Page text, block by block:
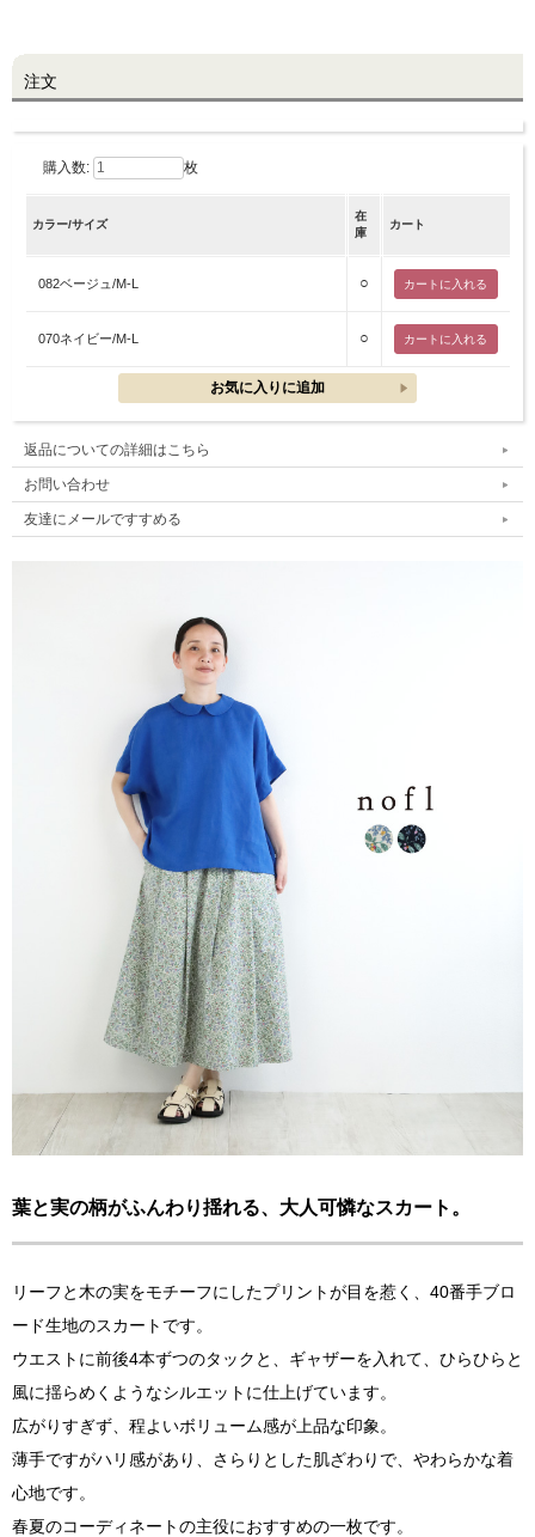
注文
購入数: 枚
カラー/サイズ
在
庫
カート
082ベージュ/M-L ○
070ネイビー/M-L ○
返品についての詳細はこちら
お問い合わせ
友達にメールですすめる
葉と実の柄がふんわり揺れる、大人可憐なスカート。
リーフと木の実をモチーフにしたプリントが目を惹く、40番手ブロ
ード生地のスカートです。
ウエストに前後4本ずつのタックと、ギャザーを入れて、ひらひらと
風に揺らめくようなシルエットに仕上げています。
広がりすぎず、程よいボリューム感が上品な印象。
薄手ですがハリ感があり、さらりとした肌ざわりで、やわらかな着
心地です。
春夏のコーディネートの主役におすすめの一枚です。